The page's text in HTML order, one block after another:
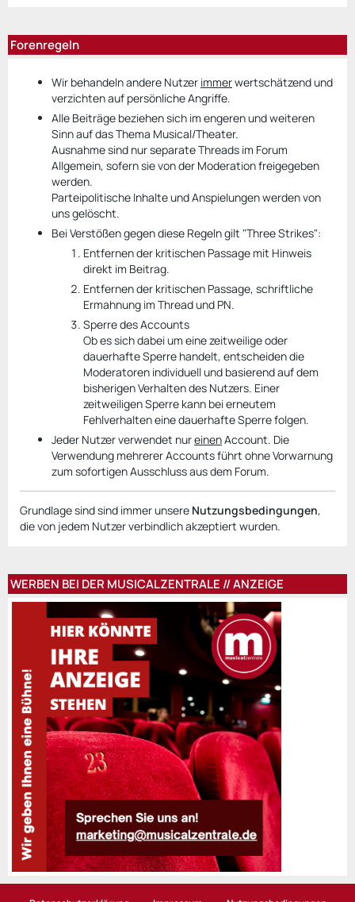
Forenregeln
Wir behandeln andere Nutzer immerwertschätzend und
verzichten auf persönliche Angriffe.
Alle Beiträge beziehen sich im engeren und weiteren
Sinn auf das Thema Musical/Theater.
Ausnahme sind nur separate Threads im Forum
Allgemein, sofern sie von der Moderation freigegeben
werden.
Parteipolitische Inhalte und Anspielungen werden von
uns gelöscht.
Bei Verstößen gegen diese Regeln gilt "Three Strikes":
Entfernen der kritischen Passage mit Hinweis
direkt im Beitrag.
Entfernen der kritischen Passage, schriftliche
Ermahnung im Thread und PN.
Sperre des Accounts
Ob es sich dabei um eine zeitweilige oder
dauerhafte Sperre handelt, entscheiden die
Moderatoren individuell und basierend auf dem
bisherigen Verhalten des Nutzers. Einer
zeitweiligen Sperre kann bei erneutem
Fehlverhalten eine dauerhafte Sperre folgen.
Jeder Nutzer verwendet nureinenAccount. Die
Verwendung mehrerer Accounts führt ohne Vorwarnung
zum sofortigen Ausschluss aus dem Forum.
Grundlage sind sind immer unsere Nutzungsbedingungen,
die von jedem Nutzer verbindlich akzeptiert wurden.
WERBEN BEI DER MUSICALZENTRALE // ANZEIGE